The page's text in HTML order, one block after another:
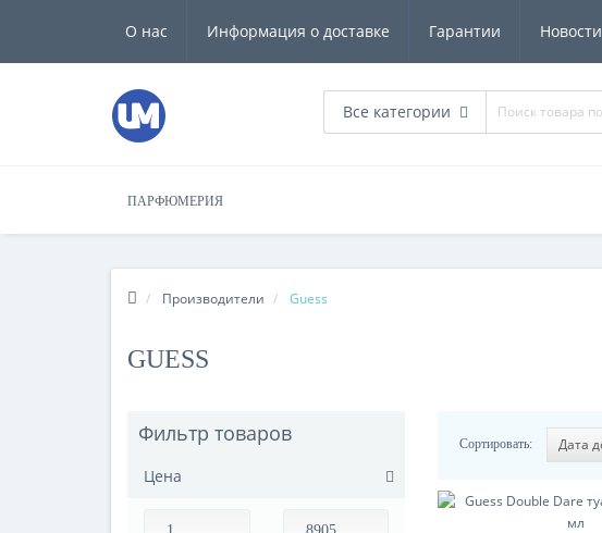
О нас Информация о доставке Гарантии Новости
Все категории
ПАРФЮМЕРИЯ
Производители Guess
GUESS
Фильтр товаров
Цена
Сортировать: